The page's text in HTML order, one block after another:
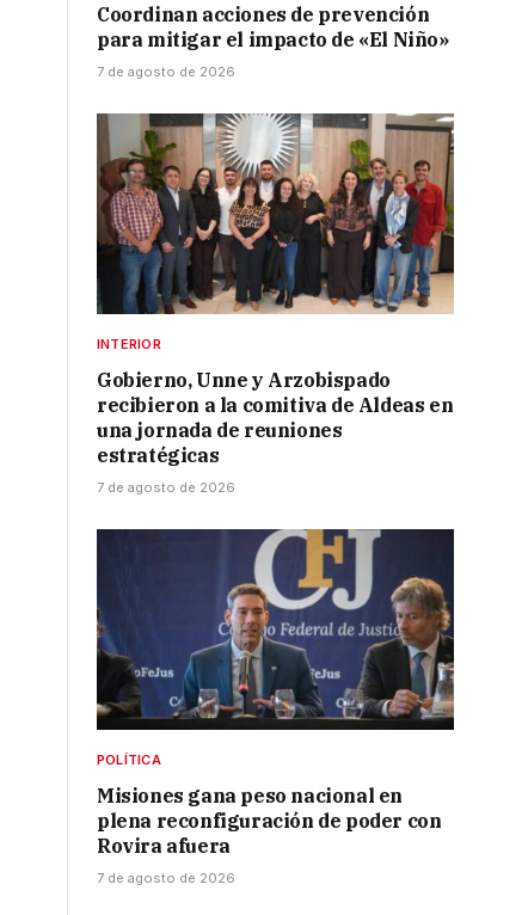
Coordinan acciones de prevención
para mitigar el impacto de «El Niño»
7 de agosto de 2026
INTERIOR
Gobierno, Unne y Arzobispado
recibieron a la comitiva de Aldeas en
una jornada de reuniones
estratégicas
7 de agosto de 2026
POLÍTICA
Misiones gana peso nacional en
plena reconfiguración de poder con
Rovira afuera
7 de agosto de 2026